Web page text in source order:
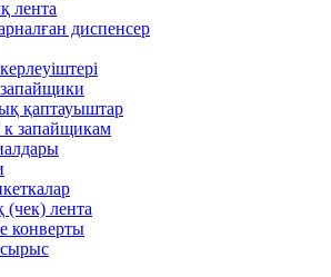
лента
диспенсер
қаптауыштар
к запайщикам
(чек) лента
конверты